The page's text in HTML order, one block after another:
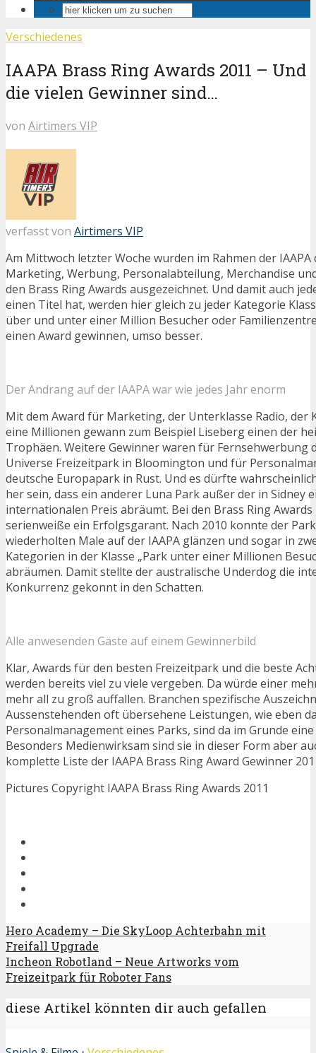
Verschiedenes
IAAPA Brass Ring Awards 2011 – Und
die vielen Gewinner sind…
von Airtimers VIP
verfasst von Airtimers VIP
Am Mittwoch letzter Woche wurden im Rahmen der
Marketing, Werbung, Personalabteilung, Merchandise
den Brass Ring Awards ausgezeichnet. Und damit auch
einen Titel hat, werden hier gleich zu jeder Kategorie
über und unter einer Million Besucher oder
einen Award gewinnen, umso besser.
Der Andrang auf der IAAPA war wie jedes Jahr enorm
Mit dem Award für Marketing, der Unterklasse Radio, der
eine Millionen gewann zum Beispiel Liseberg einen der
Trophäen. Weitere Gewinner waren für Fernsehwerbung
Universe Freizeitpark in Bloomington und für
deutsche Europapark in Rust. Und es dürfte
her sein, dass ein anderer Luna Park außer der in Sidney
internationalen Preis abräumt. Bei den Brass Ring
serienweiße ein Erfolgsgarant. Nach 2010 konnte der
wiederholten Male auf der IAAPA glänzen und sogar in
Kategorien in der Klasse „Park unter einer Millionen
abräumen. Damit stellte der australische Underdog die
Konkurrenz gekonnt in den Schatten.
Alle anwesenden Gäste auf einem Gewinnerbild
Klar, Awards für den besten Freizeitpark und die beste
werden bereits viel zu viele vergeben. Da würde einer
mehr all zu groß auffallen. Branchen spezifische
Aussenstehenden oft übersehene Leistungen, wie eben
Personalmanagement eines Parks, sind da im Grunde
Besonders Medienwirksam sind sie in dieser Form aber
komplette Liste der IAAPA Brass Ring Award Gewinner
Pictures Copyright IAAPA Brass Ring Awards 2011
Hero Academy – Die SkyLoop Achterbahn mit
Freifall Upgrade
Incheon Robotland – Neue Artworks vom
Freizeitpark für Roboter Fans
diese Artikel könnten dir auch gefallen